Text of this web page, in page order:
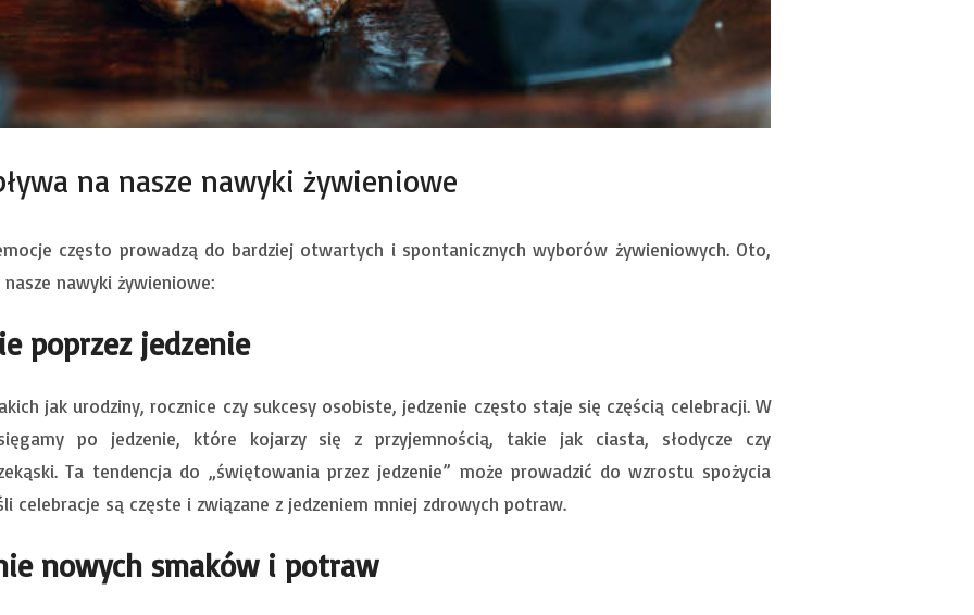
na nasze nawyki żywieniowe
często prowadzą do bardziej otwartych i spontanicznych wyborów żywieniowych. Oto,
nawyki żywieniowe:
poprzez jedzenie
jak urodziny, rocznice czy sukcesy osobiste, jedzenie często staje się częścią celebracji. W
po jedzenie, które kojarzy się z przyjemnością, takie jak ciasta, słodycze czy
Ta tendencja do „świętowania przez jedzenie” może prowadzić do wzrostu spożycia
celebracje są częste i związane z jedzeniem mniej zdrowych potraw.
nowych smaków i potraw